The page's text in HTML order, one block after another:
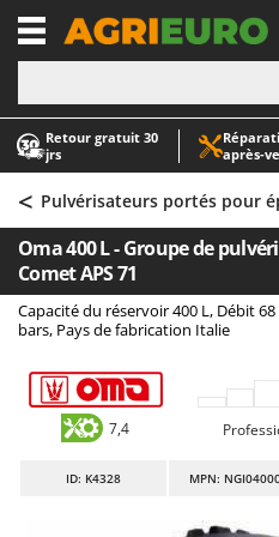
Retour gratuit 30
jrs
-1
A
Abris de jardin
Accessoires pour
Aérateurs
Arracheuses de
Aspirateurs - Balais
Aspirateurs à cendres
Aspirateurs à feuilles sur
Aspirateurs de piscine
Aspirateurs
Atomiseurs agricoles
Atomiseurs pour
A
AgriEuro Premium
AgriEuro TOP-LINE
AGT
Aima
Airmec
AL-KO
ALA 2000
Alce
Alpina
< Pulvérisateurs portés pour
Oma 400 L - Groupe de
Comet APS 71
Capacité du réservoir 400 L, Débit
bars, Pays de fabrication Italie
7,4
ID: K4328 MPN: